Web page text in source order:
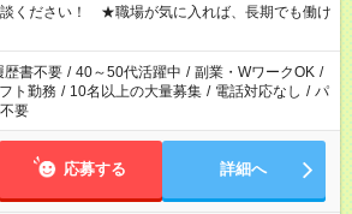
派遣の原則禁止）により、短時間・短期間の就
しい場合があります
ください！ ★職場が気に入れば、長期でも働け
歴書不要 / 40～50代活躍中 / 副業・WワークOK /
ト勤務 / 10名以上の大量募集 / 電話対応なし / パ
要
応募する 詳細へ